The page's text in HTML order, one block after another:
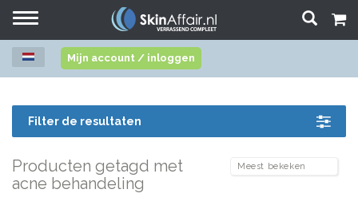
Toggle
Mijn account / inloggen
Filter de resultaten
Producten getagd met
acne behandeling